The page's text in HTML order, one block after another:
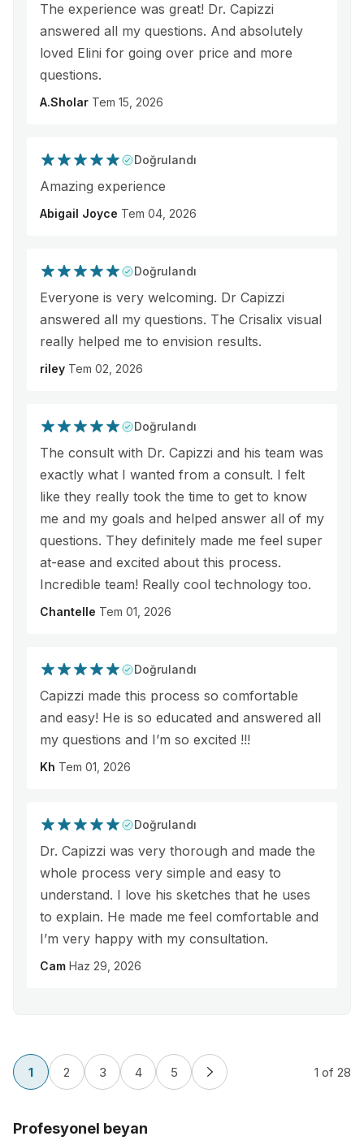
The experience was great! Dr. Capizzi
answered all my questions. And absolutely
loved Elini for going over price and more
questions.
A.Sholar Tem 15, 2026
Doğrulandı
Amazing experience
Abigail Joyce Tem 04, 2026
Doğrulandı
Everyone is very welcoming. Dr Capizzi
answered all my questions. The Crisalix visual
really helped me to envision results.
riley Tem 02, 2026
Doğrulandı
The consult with Dr. Capizzi and his team was
exactly what I wanted from a consult. I felt
like they really took the time to get to know
me and my goals and helped answer all of my
questions. They definitely made me feel super
at-ease and excited about this process.
Incredible team! Really cool technology too.
Chantelle Tem 01, 2026
Doğrulandı
Capizzi made this process so comfortable
and easy! He is so educated and answered all
my questions and I’m so excited !!!
Kh Tem 01, 2026
Doğrulandı
Dr. Capizzi was very thorough and made the
whole process very simple and easy to
understand. I love his sketches that he uses
to explain. He made me feel comfortable and
I’m very happy with my consultation.
Cam Haz 29, 2026
1 2 3 4 5 1 of 28
Profesyonel beyan